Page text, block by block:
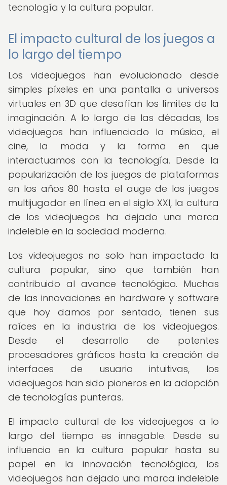
tecnología y la cultura popular.
El impacto cultural de los juegos a
lo largo del tiempo
Los videojuegos han evolucionado desde
simples píxeles en una pantalla a universos
virtuales en 3D que desafían los límites de la
imaginación. A lo largo de las décadas, los
videojuegos han influenciado la música, el
cine, la moda y la forma en que
interactuamos con la tecnología. Desde la
popularización de los juegos de plataformas
en los años 80 hasta el auge de los juegos
multijugador en línea en el siglo XXI, la cultura
de los videojuegos ha dejado una marca
indeleble en la sociedad moderna.
Los videojuegos no solo han impactado la
cultura popular, sino que también han
contribuido al avance tecnológico. Muchas
de las innovaciones en hardware y software
que hoy damos por sentado, tienen sus
raíces en la industria de los videojuegos.
Desde el desarrollo de potentes
procesadores gráficos hasta la creación de
interfaces de usuario intuitivas, los
videojuegos han sido pioneros en la adopción
de tecnologías punteras.
El impacto cultural de los videojuegos a lo
largo del tiempo es innegable. Desde su
influencia en la cultura popular hasta su
papel en la innovación tecnológica, los
videojuegos han dejado una marca indeleble